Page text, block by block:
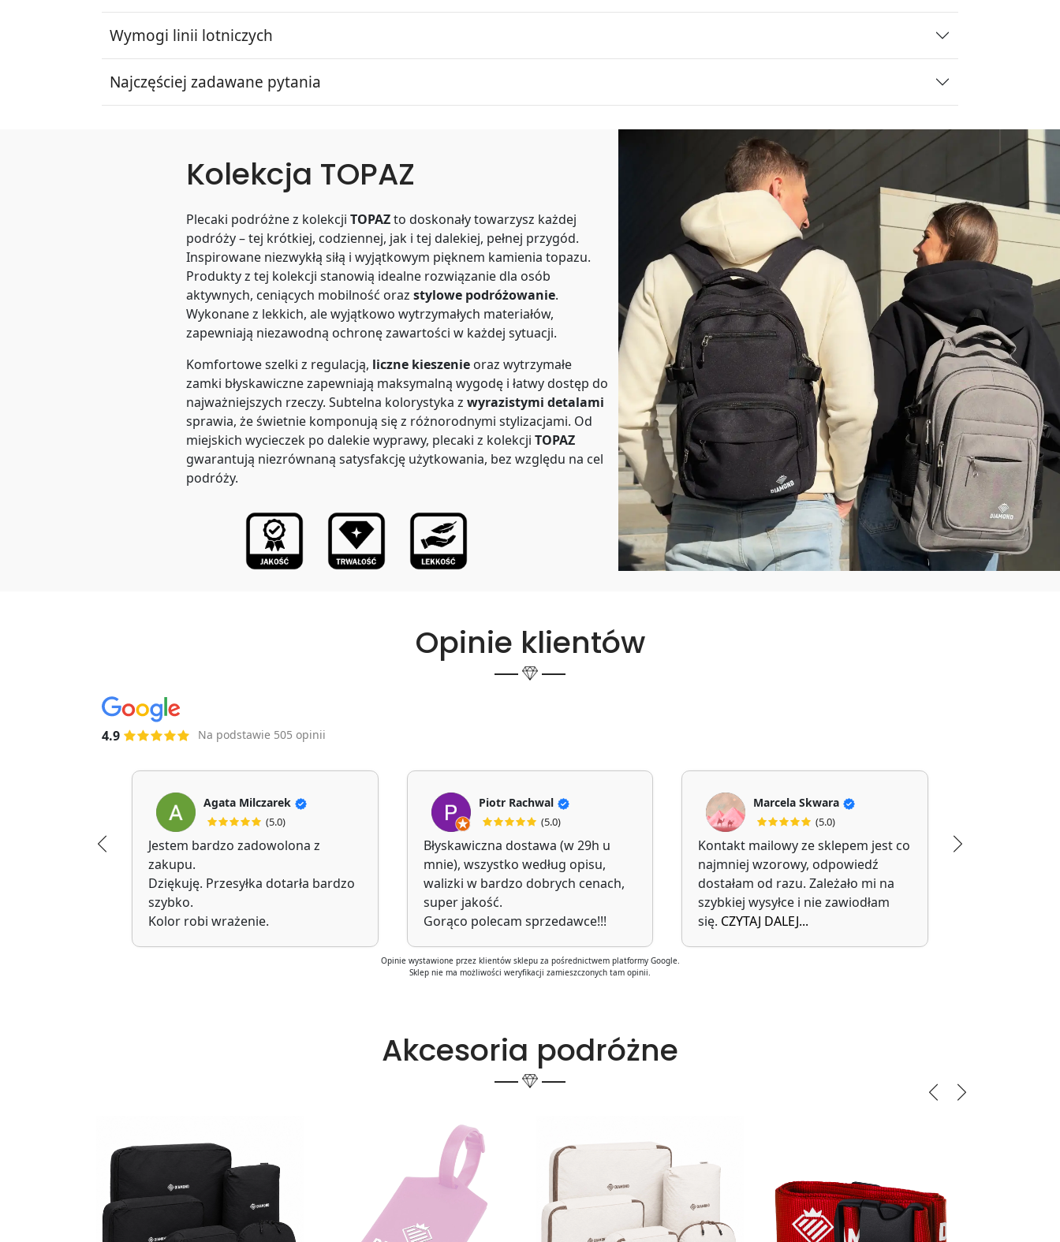
Wymogi linii lotniczych
Najczęściej zadawane pytania
Kolekcja TOPAZ
Plecaki podróżne z kolekcji TOPAZto doskonały towarzysz każdej
podróży – tej krótkiej, codziennej, jak i tej dalekiej, pełnej przygód.
Inspirowane niezwykłą siłą i wyjątkowym pięknem kamienia topazu.
Produkty z tej kolekcji stanowią idealne rozwiązanie dla osób
aktywnych, ceniących mobilność oraz stylowe podróżowanie.
Wykonane z lekkich, ale wyjątkowo wytrzymałych materiałów,
zapewniają niezawodną ochronę zawartości w każdej sytuacji.
Komfortowe szelki z regulacją, liczne kieszenie oraz wytrzymałe
zamki błyskawiczne zapewniają maksymalną wygodę i łatwy dostęp do
najważniejszych rzeczy. Subtelna kolorystyka z wyrazistymi detalami
sprawia, że świetnie komponują się z różnorodnymi stylizacjami. Od
miejskich wycieczek po dalekie wyprawy, plecaki z kolekcji TOPAZ
gwarantują niezrównaną satysfakcję użytkowania, bez względu na cel
podróży.
Opinie klientów
4.9 Na podstawie 505 opinii
Agata Milczarek
(5.0)
Jestem bardzo zadowolona z
zakupu.
Dziękuję. Przesyłka dotarła bardzo
szybko.
Kolor robi wrażenie.
Piotr Rachwal
(5.0)
Błyskawiczna dostawa (w 29h u
mnie), wszystko według opisu,
walizki w bardzo dobrych cenach,
super jakość.
Gorąco polecam sprzedawce!!!
Marcela Skwara
(5.0)
Kontakt mailowy ze sklepem jest co
najmniej wzorowy, odpowiedź
dostałam od razu. Zależało mi na
szybkiej wysyłce i nie zawiodłam
się. CZYTAJ DALEJ...
Opinie wystawione przez klientów sklepu za pośrednictwem platformy Google.
Sklep nie ma możliwości weryfikacji zamieszczonych tam opinii.
Akcesoria podróżne